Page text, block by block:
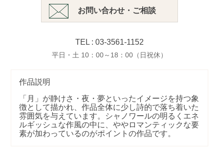
お問い合わせ・ご相談
TEL : 03-3561-1152
平日・土 10：00～18：00（日祝休）
作品説明
「月」が静けさ・夜・夢といったイメージを持つ象
徴として描かれ、作品全体に少し詩的で落ち着いた
雰囲気を与えています。シャノワールの明るくエネ
ルギッシュな作風の中に、ややロマンティックな要
素が加わっているのがポイントの作品です。